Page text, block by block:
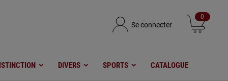
Se connecter
0
DIVERS SPORTS CATALOGUE